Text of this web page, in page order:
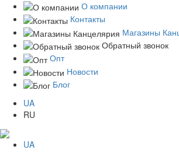
О компании
Контакты
Магазины
Обратный звонок
Опт
Новости
Блог
UA
RU
UA